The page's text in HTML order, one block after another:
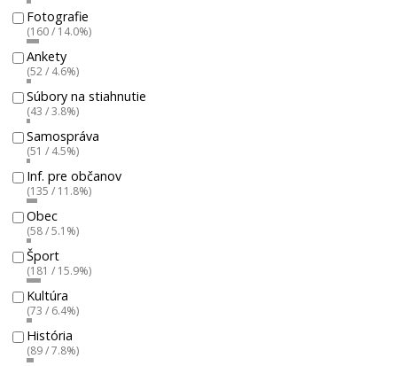
Fotografie
(160 / 14.0%)
Ankety
(52 / 4.6%)
Súbory na stiahnutie
(43 / 3.8%)
Samospráva
(51 / 4.5%)
Inf. pre občanov
(135 / 11.8%)
Obec
(58 / 5.1%)
Šport
(181 / 15.9%)
Kultúra
(73 / 6.4%)
História
(89 / 7.8%)